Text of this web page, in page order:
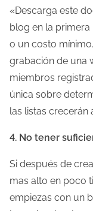
«Descarga este
blog en la
o un costo
grabación de una
miembros
única sobre
las listas crecerán
4. No tener
Si después de
mas alto en poco
empiezas con un